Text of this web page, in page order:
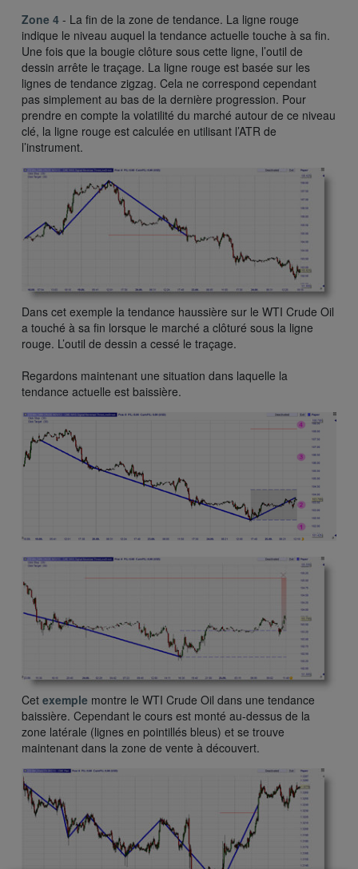
Zone 4 - La fin de la zone de tendance. La ligne rouge
indique le niveau auquel la tendance actuelle touche à sa fin.
Une fois que la bougie clôture sous cette ligne, l’outil de
dessin arrête le traçage. La ligne rouge est basée sur les
lignes de tendance zigzag. Cela ne correspond cependant
pas simplement au bas de la dernière progression. Pour
prendre en compte la volatilité du marché autour de ce niveau
clé, la ligne rouge est calculée en utilisant l’ATR de
l’instrument.
Dans cet exemple la tendance haussière sur le WTI Crude Oil
a touché à sa fin lorsque le marché a clôturé sous la ligne
rouge. L’outil de dessin a cessé le traçage.
Regardons maintenant une situation dans laquelle la
tendance actuelle est baissière.
Cet exemple montre le WTI Crude Oil dans une tendance
baissière. Cependant le cours est monté au-dessus de la
zone latérale (lignes en pointillés bleus) et se trouve
maintenant dans la zone de vente à découvert.